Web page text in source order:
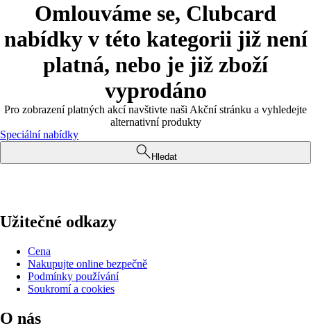
Omlouváme se, Clubcard
nabídky v této kategorii již není
platná, nebo je již zboží
vyprodáno
Pro zobrazení platných akcí navštivte naši Akční stránku a vyhledejte
alternativní produkty
Speciální nabídky
Hledat
Užitečné odkazy
Cena
Nakupujte online bezpečně
Podmínky používání
Soukromí a cookies
O nás